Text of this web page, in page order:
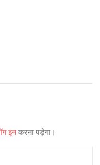
इनकरना पड़ेगा।